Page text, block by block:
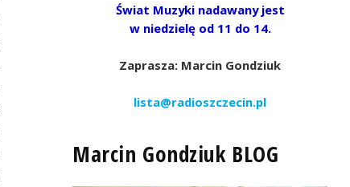
Świat Muzyki nadawany jest
w niedzielę od 11 do 14.
Zaprasza: Marcin Gondziuk
lista@radioszczecin.pl
Marcin Gondziuk BLOG